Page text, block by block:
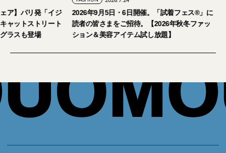
【おしゃれな大人のアイウェア】パリ発「イジ
ピジ」が国内初の旗艦店をキャットストリート
にオープン。日本限定サングラスも登場
2026年9月5日・6
読者の皆さまをご
ション＆美容アイ